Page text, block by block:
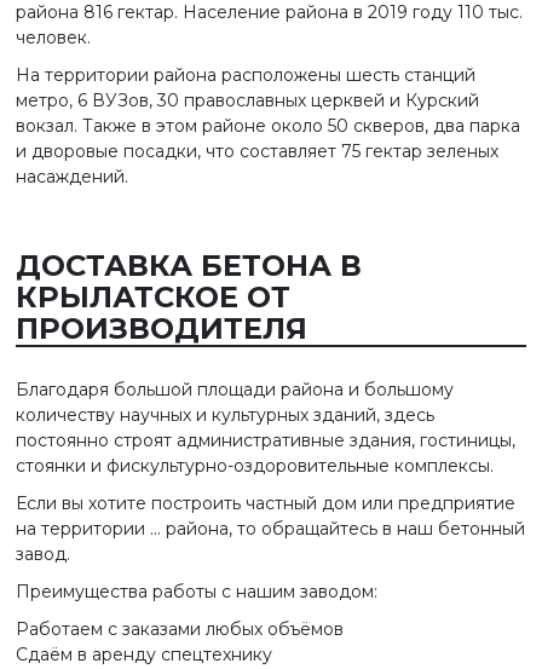
района 816 гектар. Население района в 2019 году 110 тыс.
человек.
На территории района расположены шесть станций
метро, 6 ВУЗов, 30 православных церквей и Курский
вокзал. Также в этом районе около 50 скверов, два парка
и дворовые посадки, что составляет 75 гектар зеленых
насаждений.
ДОСТАВКА БЕТОНА В
КРЫЛАТСКОЕ ОТ
ПРОИЗВОДИТЕЛЯ
Благодаря большой площади района и большому
количеству научных и культурных зданий, здесь
постоянно строят административные здания, гостиницы,
стоянки и фискультурно-оздоровительные комплексы.
Если вы хотите построить частный дом или предприятие
на территории … района, то обращайтесь в наш бетонный
завод.
Преимущества работы с нашим заводом:
Работаем с заказами любых объёмов
Сдаём в аренду спецтехнику